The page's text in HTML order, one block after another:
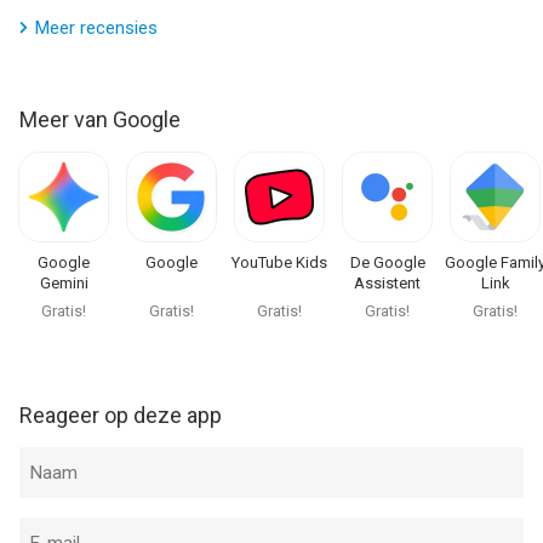
voor gebruikers met leeftijden vanaf
Informatie voor YouTube Musicis het laatst vergeleken op 9
Aug om 01:22.
Meer recensies
Meer van Google
Google
Gemini
Gratis!
Google
Gratis!
YouTube Kids
Gratis!
De Google
Assistent
Gratis!
Google
Link
Gratis!
Reageer op deze app